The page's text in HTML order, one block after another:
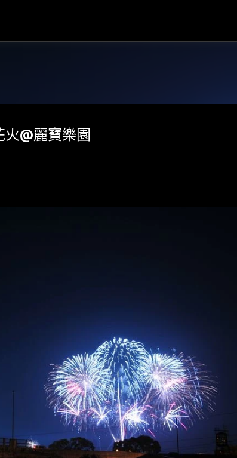
@麗寶樂園